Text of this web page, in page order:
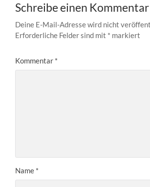
Schreibe einen Kommentar
Deine E-Mail-Adresse wird nicht
Erforderliche Felder sind mit * markiert
Kommentar *
Name *